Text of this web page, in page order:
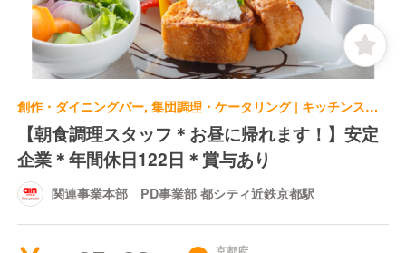
創作・ダイニングバー, 集団調理・ケータリング | キッチンスタッフ | 関連事業本部 PD事業部 都シティ近鉄京都駅
【朝食調理スタッフ＊お昼に帰れます！】安定
企業＊年間休日122日＊賞与あり
関連事業本部 PD事業部 都シティ近鉄京都駅